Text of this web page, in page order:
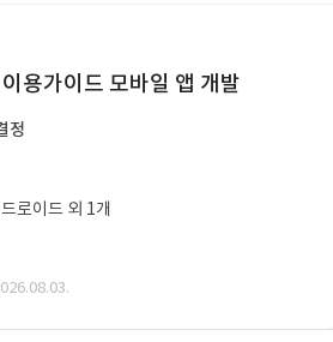
용가이드 모바일 앱 개발
정
로이드 외 1개